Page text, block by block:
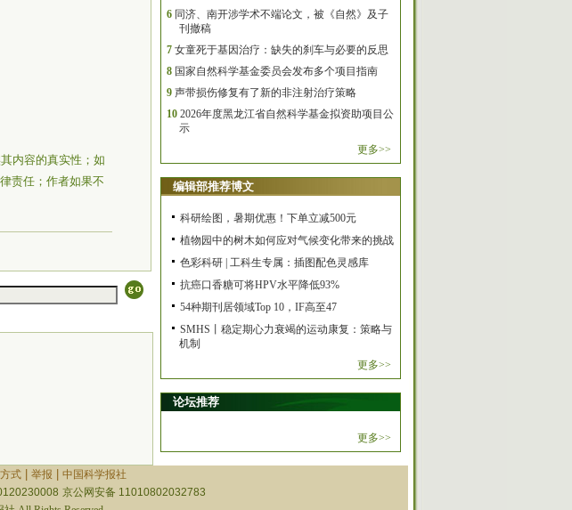
内容的真实性；如
责任；作者如果不
6 同济、南开涉学术不端论文，被《自然》及子
刊撤稿
7 女童死于基因治疗：缺失的刹车与必要的反思
8 国家自然科学基金委员会发布多个项目指南
9 声带损伤修复有了新的非注射治疗策略
10 2026年度黑龙江省自然科学基金拟资助项目公
示
更多>>
编辑部推荐博文
科研绘图，暑期优惠！下单立减500元
植物园中的树木如何应对气候变化带来的挑战
色彩科研 | 工科生专属：插图配色灵感库
抗癌口香糖可将HPV水平降低93%
54种期刊居领域Top 10，IF高至47
SMHS丨稳定期心力衰竭的运动康复：策略与
机制
更多>>
论坛推荐
更多>>
式| 举报 | 中国科学报社
京公网安备 11010802032783